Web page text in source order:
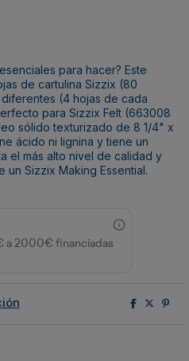
para hacer? Este
de cartulina Sizzix (80
(4 hojas de cada
para Sizzix Felt (663008
sólido texturizado de 8 1/4" x
ácido ni lignina y tiene un
el más alto nivel de calidad y
Sizzix Making Essential.
a 2000€ financiadas